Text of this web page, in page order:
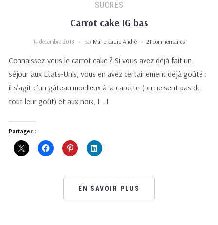
SUCRÉS
Carrot cake IG bas
14 décembre 2018 par Marie-Laure André 21 commentaires
Connaissez-vous le carrot cake ? Si vous avez déjà fait un
séjour aux Etats-Unis, vous en avez certainement déjà goûté :
il s’agit d’un gâteau moelleux à la carotte (on ne sent pas du
tout leur goût) et aux noix, […]
Partager :
EN SAVOIR PLUS